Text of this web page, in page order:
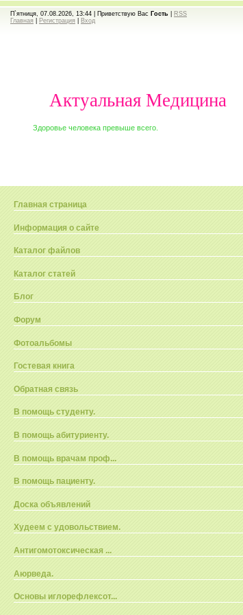
П`ятниця, 07.08.2026, 13:44 | Приветствую Вас Гость
RSS
Главная
Регистрация Вход
Актуальная Медицина
Здоровье человека превыше всего.
Главная страница
Информация о сайте
Каталог файлов
Каталог статей
Блог
Форум
Фотоальбомы
Гостевая книга
Обратная связь
В помощь студенту.
В помощь абитуриенту.
В помощь врачам проф...
В помощь пациенту.
Доска объявлений
Худеем с удовольствием.
Антигомотоксическая ...
Аюрведа.
Основы иглорефлексот...